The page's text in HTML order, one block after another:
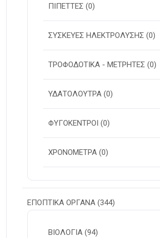
ΠΙΠΕΤΤΕΣ (0)
ΣΥΣΚΕΥΕΣ ΗΛΕΚΤΡΟΛΥΣΗΣ (0)
ΤΡΟΦΟΔΟΤΙΚΑ - ΜΕΤΡΗΤΕΣ (0)
ΥΔΑΤΟΛΟΥΤΡΑ (0)
ΦΥΓΟΚΕΝΤΡΟΙ (0)
ΧΡΟΝΟΜΕΤΡΑ (0)
ΕΠΟΠΤΙΚΑ ΟΡΓΑΝΑ (344)
ΒΙΟΛΟΓΙΑ (94)